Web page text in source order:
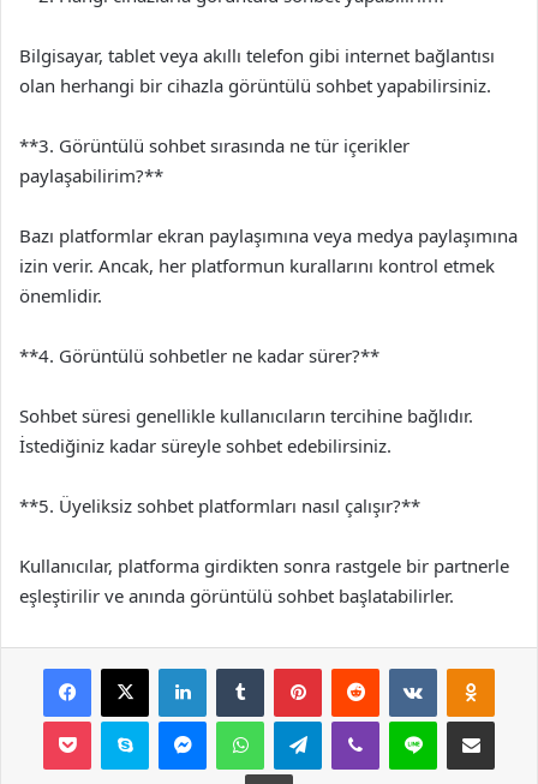
Bilgisayar, tablet veya akıllı telefon gibi internet bağlantısı
olan herhangi bir cihazla görüntülü sohbet yapabilirsiniz.
**3. Görüntülü sohbet sırasında ne tür içerikler
paylaşabilirim?**
Bazı platformlar ekran paylaşımına veya medya paylaşımına
izin verir. Ancak, her platformun kurallarını kontrol etmek
önemlidir.
**4. Görüntülü sohbetler ne kadar sürer?**
Sohbet süresi genellikle kullanıcıların tercihine bağlıdır.
İstediğiniz kadar süreyle sohbet edebilirsiniz.
**5. Üyeliksiz sohbet platformları nasıl çalışır?**
Kullanıcılar, platforma girdikten sonra rastgele bir partnerle
eşleştirilir ve anında görüntülü sohbet başlatabilirler.
Facebook
X LinkedInTumblr PinterestReddit VKontakte
Pocket Skype MessengerWhatsAppTelegramViber Line E-Posta ile
Yazdır